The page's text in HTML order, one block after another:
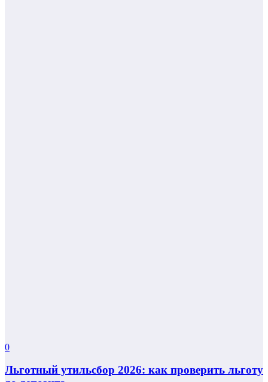
0
Льготный утильсбор 2026: как проверить льготу